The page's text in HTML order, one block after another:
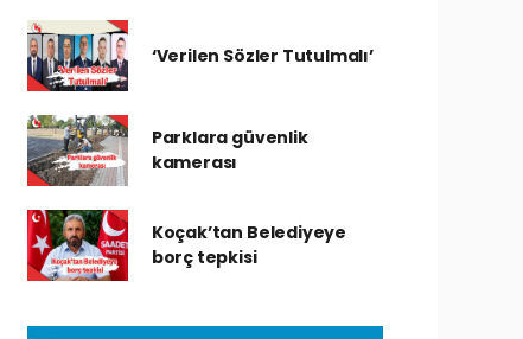
‘Verilen Sözler Tutulmalı’
Parklara güvenlik
kamerası
Koçak’tan Belediyeye
borç tepkisi